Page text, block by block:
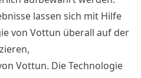
lassen sich mit Hilfe
von Vottun überall auf der
Vottun. DieTechnologie